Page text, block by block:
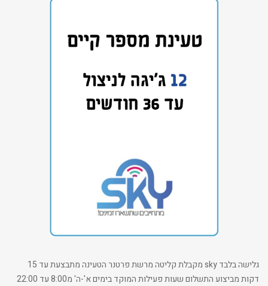
גלישה בלבד sky מקבלת קליטה מרשת פרטנר הטעינה מתבצעת עד 15
דקות מביצוע התשלום שעות פעילות המוקד בימים א'-ה' מ8:00 עד 22:00